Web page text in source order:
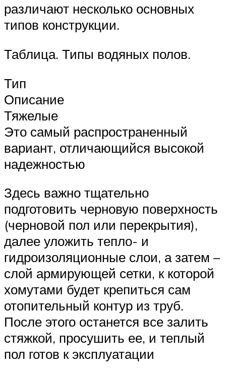
различают несколько основных
типов конструкции.
Таблица. Типы водяных полов.
Тип
Описание
Тяжелые
Это самый распространенный
вариант, отличающийся высокой
надежностью
Здесь важно тщательно
подготовить черновую поверхность
(черновой пол или перекрытия),
далее уложить тепло- и
гидроизоляционные слои, а затем –
слой армирующей сетки, к которой
хомутами будет крепиться сам
отопительный контур из труб.
После этого останется все залить
стяжкой, просушить ее, и теплый
пол готов к эксплуатации